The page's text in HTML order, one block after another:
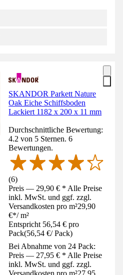
SKANDOR Parkett Nature
Oak Eiche Schiffsboden
Lackiert 1182 x 200 x 11 mm
Durchschnittliche Bewertung:
4.2 von 5 Sternen. 6
Bewertungen.
(6)
Preis — 29,90 € * Alle Preise
inkl. MwSt. und ggf. zzgl.
Versandkosten pro m²29,90
€*/ m²
Entspricht 56,54 € pro
Pack(56,54 €/ Pack)
Bei Abnahme von 24 Pack:
Preis — 27,95 € * Alle Preise
inkl. MwSt. und ggf. zzgl.